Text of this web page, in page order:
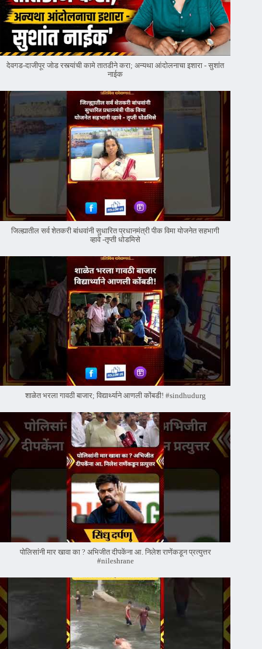
देवगड-दाजीपूर जोड रस्त्यांची कामे तातडीने करा; अन्यथा आंदोलनाचा इशारा - सुशांत
नाईक
जिल्ह्यातील सर्व शेतकरी बांधवांनी सुधारित प्रधानमंत्री पीक विमा योजनेत सहभागी
व्हावे -तृप्ती धोडमिसे
शाळेत भरला गावठी बाजार; विद्यार्थ्याने आणली कोंबडी! #sindhudurg
पोलिसांनी मार खावा का ? अभिजीत दीपकेंना आ. निलेश राणेंकडून प्रत्युत्तर
#nileshrane